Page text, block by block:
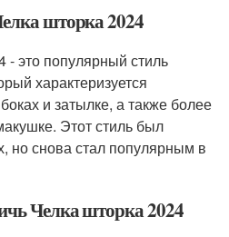
шторка 2024
- это популярный стиль
характеризуется
и затылке, а также более
Этот стиль был
но снова стал популярным в
Челка шторка 2024